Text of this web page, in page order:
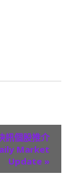
訊個股推介
Market
Update »